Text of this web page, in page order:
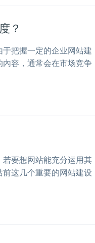
？
把握一定的企业网站建
容，通常会在市场竞争
要想网站能充分运用其
这几个重要的网站建设